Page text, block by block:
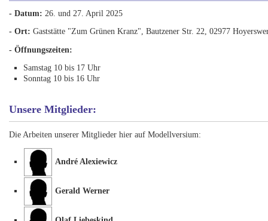
- Datum:26. und 27. April 2025
- Ort:Gaststätte "Zum Grünen Kranz", Bautzener Str. 22, 02977
- Öffnungszeiten:
Samstag 10 bis 17 Uhr
Sonntag 10 bis 16 Uhr
Unsere Mitglieder:
Die Arbeiten unserer Mitglieder hier auf Modellversium:
André Alexiewicz
Gerald Werner